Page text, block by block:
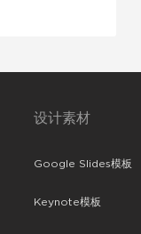
设计素材
Google Slides模板
Keynote模板